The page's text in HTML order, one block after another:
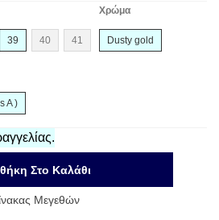
39 40 41
Χρώμα
Dusty gold
A )
Στο Καλάθι
Μεγεθών